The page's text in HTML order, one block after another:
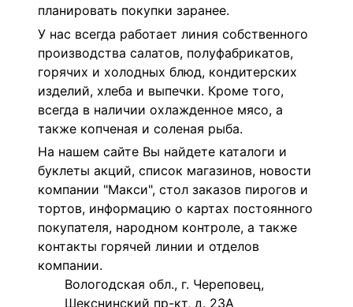
планировать покупки заранее.
У нас всегда работает линия собственного
производства салатов, полуфабрикатов,
горячих и холодных блюд, кондитерских
изделий, хлеба и выпечки. Кроме того,
всегда в наличии охлажденное мясо, а
также копченая и соленая рыба.
На нашем сайте Вы найдете каталоги и
буклеты акций, список магазинов, новости
компании "Макси", стол заказов пирогов и
тортов, информацию о картах постоянного
покупателя, народном контроле, а также
контакты горячей линии и отделов
компании.
Вологодская обл., г. Череповец,
Шекснинский пр-кт, д. 23А